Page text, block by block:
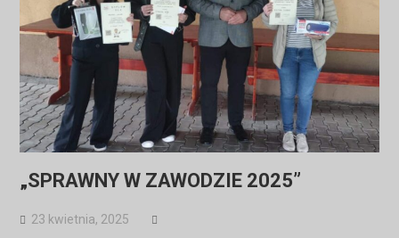
„SPRAWNY W ZAWODZIE 2025”
23 kwietnia, 2025